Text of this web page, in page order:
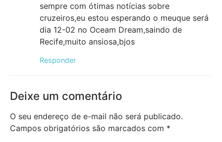
sempre com ótimas notícias sobre
cruzeiros,eu estou esperando o meuque será
dia 12-02 no Oceam Dream,saindo de
Recife,muito ansiosa,bjos
Responder
Deixe um comentário
O seu endereço de e-mail não será publicado.
Campos obrigatórios são marcados com *